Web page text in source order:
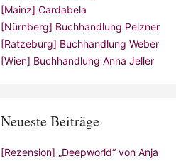
[Mainz] Cardabela
[Nürnberg] Buchhandlung Pelzner
[Ratzeburg] Buchhandlung Weber
[Wien] Buchhandlung Anna Jeller
Neueste Beiträge
[Rezension] „Deepworld“ von Anja